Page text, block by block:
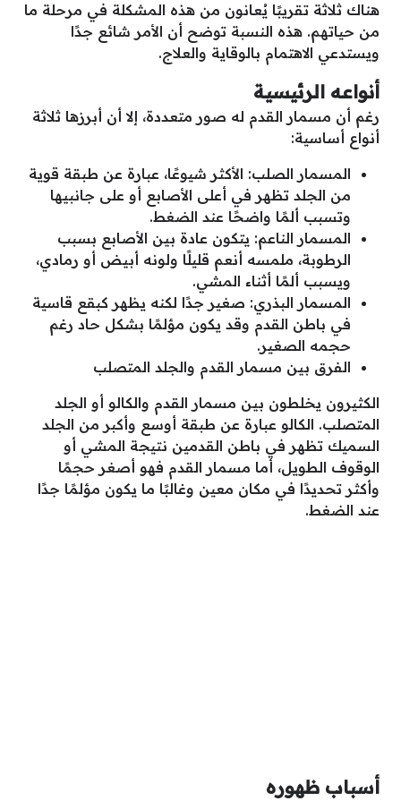
هناك ثلاثة تقريبًا يُعانون من هذه المشكلة في مرحلة ما
من حياتهم. هذه النسبة توضح أن الأمر شائع جدًا
ويستدعي الاهتمام بالوقاية والعلاج.
أنواعه الرئيسية
رغم أن مسمار القدم له صور متعددة، إلا أن أبرزها ثلاثة
أنواع أساسية:
المسمار الصلب: الأكثر شيوعًا، عبارة عن طبقة قوية
من الجلد تظهر في أعلى الأصابع أو على جانبيها
وتسبب ألمًا واضحًا عند الضغط.
المسمار الناعم: يتكون عادة بين الأصابع بسبب
الرطوبة، ملمسه أنعم قليلًا ولونه أبيض أو رمادي،
ويسبب ألمًا أثناء المشي.
المسمار البذري: صغير جدًا لكنه يظهر كبقع قاسية
في باطن القدم وقد يكون مؤلمًا بشكل حاد رغم
حجمه الصغير.
الفرق بين مسمار القدم والجلد المتصلب
الكثيرون يخلطون بين مسمار القدم والكالو أو الجلد
المتصلب. الكالو عبارة عن طبقة أوسع وأكبر من الجلد
السميك تظهر في باطن القدمين نتيجة المشي أو
الوقوف الطويل، أما مسمار القدم فهو أصغر حجمًا
وأكثر تحديدًا في مكان معين وغالبًا ما يكون مؤلمًا جدًا
عند الضغط.
أسباب ظهوره